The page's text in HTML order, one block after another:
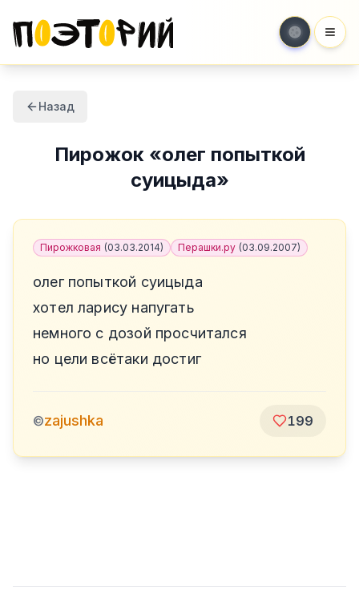
Назад
Пирожок«олег попыткой
суицыда»
Пирожковая (03.03.2014) Перашки.ру (03.09.2007)
олег попыткой суицыда
хотел ларису напугать
немного с дозой просчитался
но цели всётаки достиг
©zajushka 199